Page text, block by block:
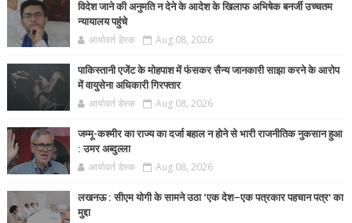
विदेश जाने की अनुमति न देने के आदेश के खिलाफ अभिषेक बनर्जी उच्चतम
न्यायालय पहुंचे
आर्यावर्त डेस्क Aug 08, 2026
पाकिस्तानी एजेंट के मोहपाश में फंसकर सैन्य जानकारी साझा करने के आरोप
में वायुसेना अधिकारी गिरफ्तार
आर्यावर्त डेस्क Aug 08, 2026
जम्मू-कश्मीर का राज्य का दर्जा बहाल न होने से भारी राजनीतिक नुकसान हुआ
: उमर अब्दुल्ला
आर्यावर्त डेस्क Aug 08, 2026
लखनऊ : सीएम योगी के सामने उठा ‘एक देश–एक पत्रकार पहचान पत्र’ का
मुद्दा